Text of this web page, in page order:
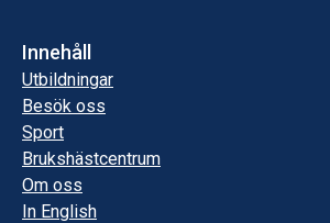
Innehåll
Utbildningar
Besök oss
Sport
Brukshästcentrum
Om oss
In English